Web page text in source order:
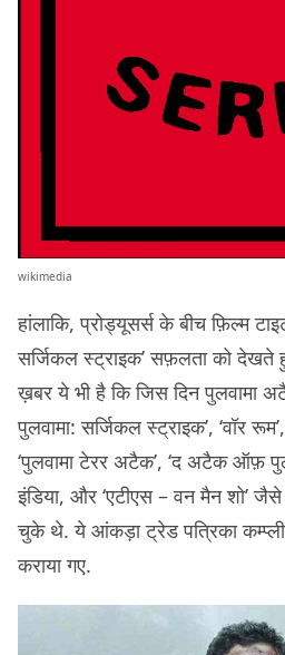
wikimedia
हांलाकि, प्रोड्यूसर्स के बीच फ़िल्म
सर्जिकल स्ट्राइक’ सफ़लता को देखते
ख़बर ये भी है कि जिस दिन पुलवामा
पुलवामा: सर्जिकल स्ट्राइक’, ‘वॉर रूम’,
‘पुलवामा टेरर अटैक’, ‘द अटैक ऑफ़
इंडिया, और ‘एटीएस – वन मैन शो’
चुके थे. ये आंकड़ा ट्रेड पत्रिका कम्प्लीट
कराया गए.